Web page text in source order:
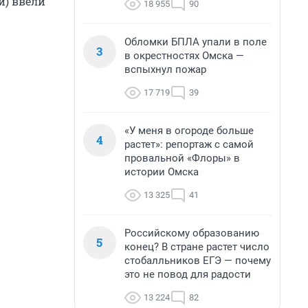
18 955 90
3
Обломки БПЛА упали в поле
в окрестностях Омска —
вспыхнул пожар
17 719 39
4
«У меня в огороде больше
растет»: репортаж с самой
провальной «Флоры» в
истории Омска
13 325 41
5
Российскому образованию
конец? В стране растет число
стобалльников ЕГЭ — почему
это не повод для радости
13 224 82